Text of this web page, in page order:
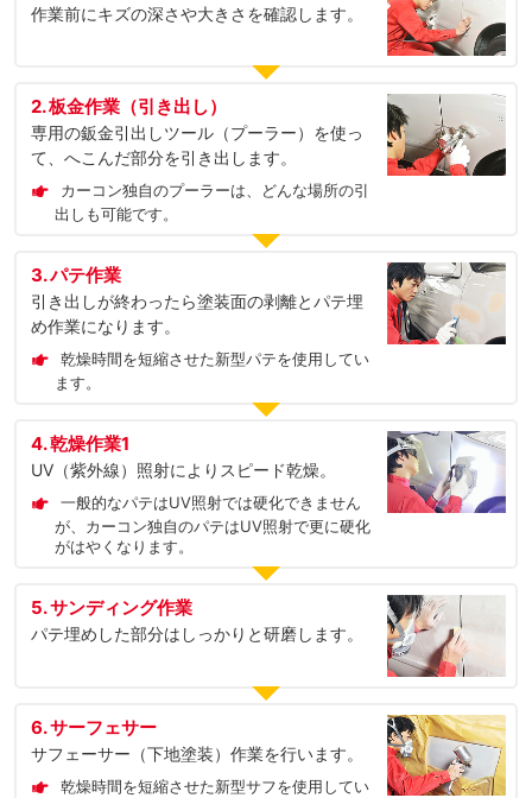
作業前にキズの深さや大きさを確認します。
2. 板金作業（引き出し）
専用の鈑金引出しツール（プーラー）を使っ
て、へこんだ部分を引き出します。
カーコン独自のプーラーは、どんな場所の引
出しも可能です。
3. パテ作業
引き出しが終わったら塗装面の剥離とパテ埋
め作業になります。
乾燥時間を短縮させた新型パテを使用してい
ます。
4. 乾燥作業1
UV（紫外線）照射によりスピード乾燥。
一般的なパテはUV照射では硬化できません
が、カーコン独自のパテはUV照射で更に硬化
がはやくなります。
5. サンディング作業
パテ埋めした部分はしっかりと研磨します。
6. サーフェサー
サフェーサー（下地塗装）作業を行います。
乾燥時間を短縮させた新型サフを使用してい